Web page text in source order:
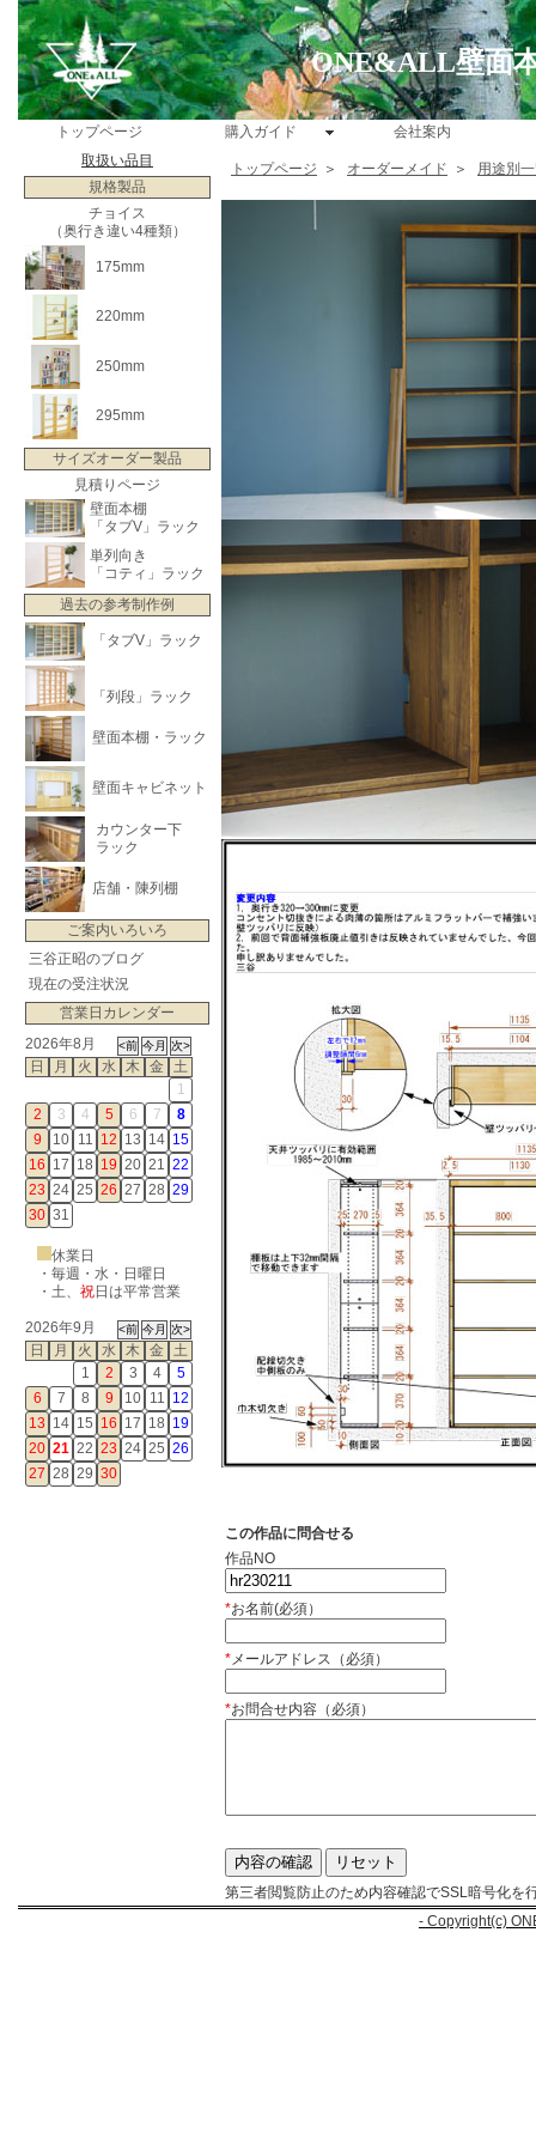
ONE&ALL壁面
トップページ 購入ガイド
会社案内
取扱い品目
規格製品
チョイス
（奥行き違い4種類）
175mm
220mm
250mm
295mm
サイズオーダー製品
見積りページ
壁面本棚
「タブV」ラック
単列向き
「コティ」ラック
過去の参考制作例
「タブV」ラック
「列段」ラック
壁面本棚・ラック
壁面キャビネット
カウンター下
ラック
店舗・陳列棚
ご案内いろいろ
三谷正昭のブログ
現在の受注状況
営業日カレンダー
2026年8月
日
月 火 水 木 金
土
1
2
3 4 5 6 7
8
9
10 11 12 13 14 15
16 17 18 19 20 21 22
23 24 25 26 27 28 29
30 31
休業日
・毎週・水・日曜日
・ 土、 祝日は平常営業
2026年9月
日
月 火 水 木 金
土
1
2 3 4
5
6
7 8 9 10 11 12
13 14 15 16 17 18 19
20 21 22 23 24 25 26
27 28 29 30
トップページ ＞ オーダーメイド ＞ 用途別
この作品に問合せる
作品NO
*お名前(必須）
*メールアドレス（必須）
*お問合せ内容（必須）
第三者閲覧防止のため内容確認でSSL暗号化を
- Copyright(c)